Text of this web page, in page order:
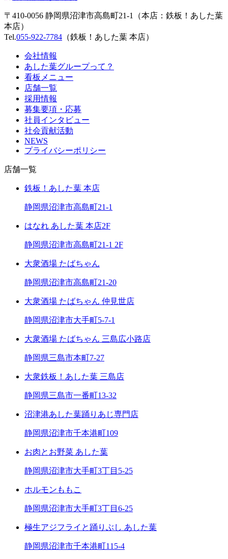
〒410-0056 静岡県沼津市高島町21-1（本店：鉄板！あした葉
本店）
Tel.055-922-7784 （鉄板！あした葉 本店）
会社情報
あした葉グループって？
看板メニュー
店舗一覧
採用情報
募集要項・応募
社員インタビュー
社会貢献活動
NEWS
プライバシーポリシー
店舗一覧
鉄板！あした葉 本店
静岡県沼津市高島町21-1
はなれ あした葉 本店2F
静岡県沼津市高島町21-1 2F
大衆酒場 たばちゃん
静岡県沼津市高島町21-20
大衆酒場 たばちゃん 仲見世店
静岡県沼津市大手町5-7-1
大衆酒場 たばちゃん 三島広小路店
静岡県三島市本町7-27
大衆鉄板！あした葉 三島店
静岡県三島市一番町13-32
沼津港あした葉踊りあじ専門店
静岡県沼津市千本港町109
お肉とお野菜 あした葉
静岡県沼津市大手町3丁目5-25
ホルモンももこ
静岡県沼津市大手町3丁目6-25
極生アジフライと踊りぶし あした葉
静岡県沼津市千本港町115-4